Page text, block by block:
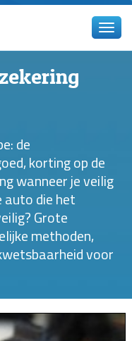
de
korting op de
wanneer je veilig
auto die het
Grote
methoden,
voor